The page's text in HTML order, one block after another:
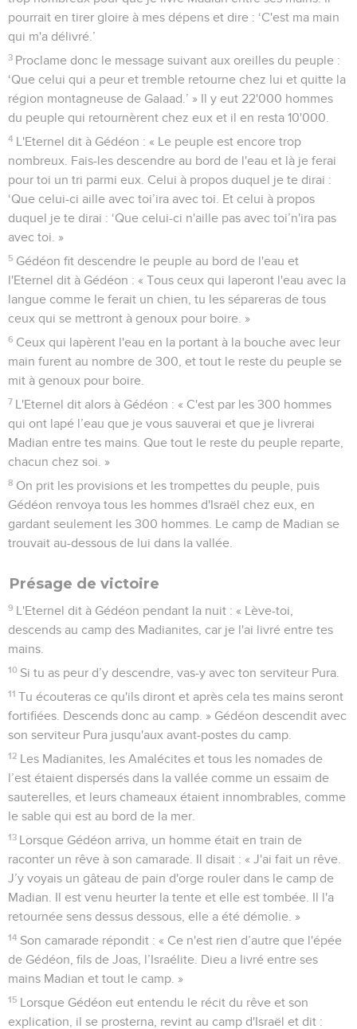
pourrait en tirer gloire à mes dépens et dire : ‘C'est ma main
qui m'a délivré.’
3 Proclame donc le message suivant aux oreilles du peuple :
‘Que celui qui a peur et tremble retourne chez lui et quitte la
région montagneuse de Galaad.’ » Il y eut 22'000 hommes
du peuple qui retournèrent chez eux et il en resta 10'000.
4 L'Eternel dit à Gédéon : « Le peuple est encore trop
nombreux. Fais-les descendre au bord de l'eau et là je ferai
pour toi un tri parmi eux. Celui à propos duquel je te dirai :
‘Que celui-ci aille avec toi’ira avec toi. Et celui à propos
duquel je te dirai : ‘Que celui-ci n'aille pas avec toi’n'ira pas
avec toi. »
5 Gédéon fit descendre le peuple au bord de l'eau et
l'Eternel dit à Gédéon : « Tous ceux qui laperont l'eau avec la
langue comme le ferait un chien, tu les sépareras de tous
ceux qui se mettront à genoux pour boire. »
6 Ceux qui lapèrent l'eau en la portant à la bouche avec leur
main furent au nombre de 300, et tout le reste du peuple se
mit à genoux pour boire.
7 L'Eternel dit alors à Gédéon : « C'est par les 300 hommes
qui ont lapé l’eau que je vous sauverai et que je livrerai
Madian entre tes mains. Que tout le reste du peuple reparte,
chacun chez soi. »
8 On prit les provisions et les trompettes du peuple, puis
Gédéon renvoya tous les hommes d'Israël chez eux, en
gardant seulement les 300 hommes. Le camp de Madian se
trouvait au-dessous de lui dans la vallée.
Présage de victoire
9 L'Eternel dit à Gédéon pendant la nuit : « Lève-toi,
descends au camp des Madianites, car je l'ai livré entre tes
mains.
10 Si tu as peur d’y descendre, vas-y avec ton serviteur Pura.
11 Tu écouteras ce qu'ils diront et après cela tes mains seront
fortifiées. Descends donc au camp. » Gédéon descendit avec
son serviteur Pura jusqu'aux avant-postes du camp.
12 Les Madianites, les Amalécites et tous les nomades de
l’est étaient dispersés dans la vallée comme un essaim de
sauterelles, et leurs chameaux étaient innombrables, comme
le sable qui est au bord de la mer.
13 Lorsque Gédéon arriva, un homme était en train de
raconter un rêve à son camarade. Il disait : « J'ai fait un rêve.
J’y voyais un gâteau de pain d'orge rouler dans le camp de
Madian. Il est venu heurter la tente et elle est tombée. Il l'a
retournée sens dessus dessous, elle a été démolie. »
14 Son camarade répondit : « Ce n'est rien d’autre que l'épée
de Gédéon, fils de Joas, l’Israélite. Dieu a livré entre ses
mains Madian et tout le camp. »
15 Lorsque Gédéon eut entendu le récit du rêve et son
explication, il se prosterna, revint au camp d'Israël et dit :